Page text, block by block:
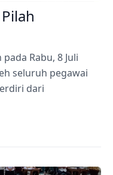
Rabu, 8 Juli
seluruh pegawai
dari